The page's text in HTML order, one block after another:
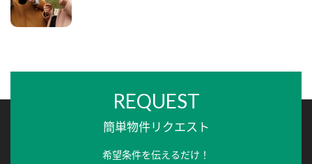
REQUEST
簡単物件リクエスト
希望条件を伝えるだけ！